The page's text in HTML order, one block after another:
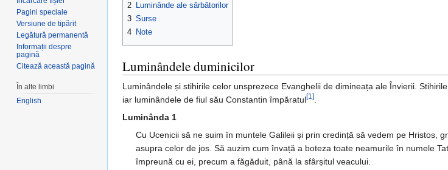
2
Luminânde ale sărbătorilor
3 Surse
4 Note
Luminândele duminicilor
Luminândele și stihirile celor unsprezece Evanghelii de dimineața ale Învierii.
iar luminândele de fiul său Constantin împăratul[1].
Luminânda 1
Cu Ucenicii să ne suim în muntele Galileii și prin credință să vedem pe Hristos,
asupra celor de jos. Să auzim cum învață a boteza toate neamurile în numele
împreună cu ei, precum a făgăduit, până la sfârșitul veacului.
Pagini speciale
Versiune de tipărit
Legătură permanentă
Informații despre
pagină
Citează această pagină
În alte limbi
English